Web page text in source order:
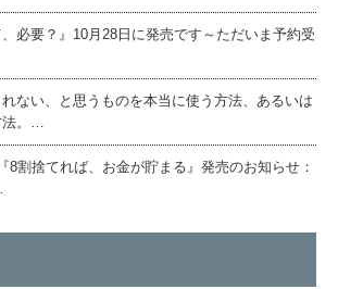
必要？』10月28日に発売です～ただいま予約受
ない、と思うものを本当に使う方法、あるいは
法。…
8割捨てれば、お金が貯まる』発売のお知らせ：